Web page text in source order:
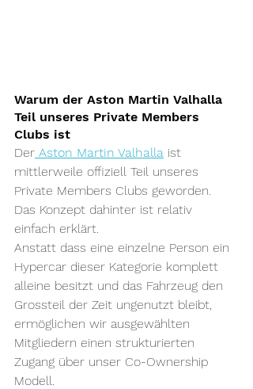
Warum der Aston Martin Valhalla
Teil unseres Private Members
Clubs ist
Der Aston Martin Valhalla ist
mittlerweile offiziell Teil unseres
Private Members Clubs geworden.
Das Konzept dahinter ist relativ
einfach erklärt.
Anstatt dass eine einzelne Person ein
Hypercar dieser Kategorie komplett
alleine besitzt und das Fahrzeug den
Grossteil der Zeit ungenutzt bleibt,
ermöglichen wir ausgewählten
Mitgliedern einen strukturierten
Zugang über unser Co-Ownership
Modell.